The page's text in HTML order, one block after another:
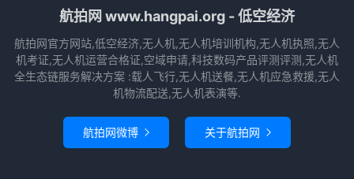
航拍网 www.hangpai.org - 低空经济
航拍网官方网站,低空经济,无人机,无人机培训机构,无人机执照,无人
机考证,无人机运营合格证,空域申请,科技数码产品评测评测,无人机
全生态链服务解决方案 :载人飞行,无人机送餐,无人机应急救援,无人
机物流配送,无人机表演等.
航拍网微博  关于航拍网 